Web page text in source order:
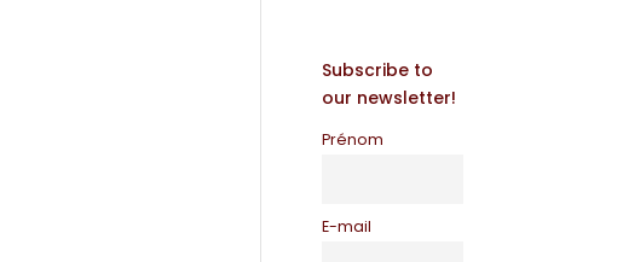
Subscribe to
our newsletter!
Prénom
E-mail